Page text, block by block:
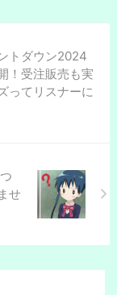
トダウン2024
！受注販売も実
ってリスナーに
せ